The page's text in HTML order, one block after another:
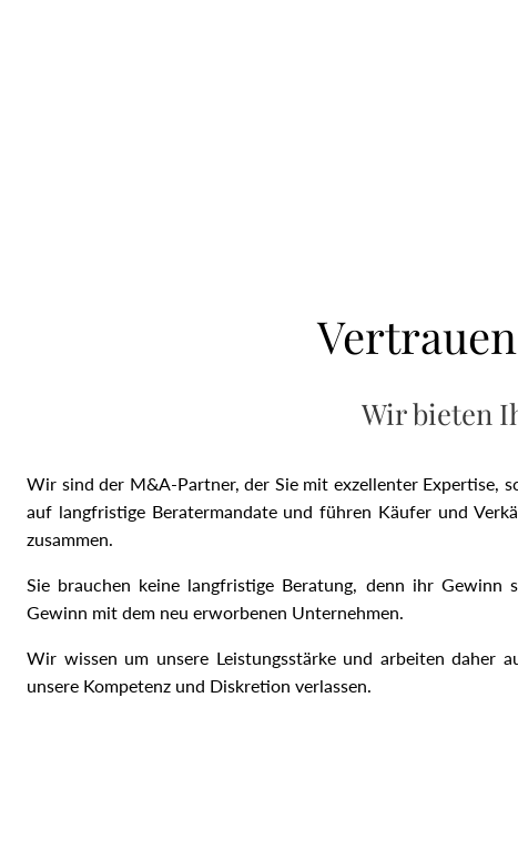
Wir bieten
Wir sind der M&A-Partner, der Sie mit exzellenter Expertise,
auf langfristige Beratermandate und führen Käufer und
zusammen.
Sie brauchen keine langfristige Beratung, denn ihr
Gewinn mit dem neu erworbenen Unternehmen.
Wir wissen um unsere Leistungsstärke und arbeiten daher
unsere Kompetenz und Diskretion verlassen.